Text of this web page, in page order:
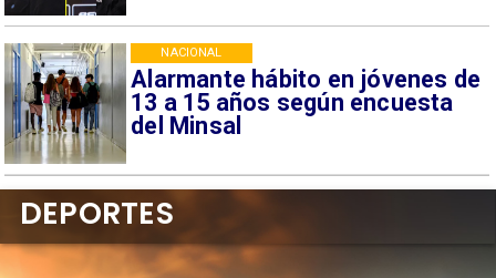
Alarmante hábito en jóvenes de
13 a 15 años según encuesta
del Minsal
NACIONAL
DEPORTES